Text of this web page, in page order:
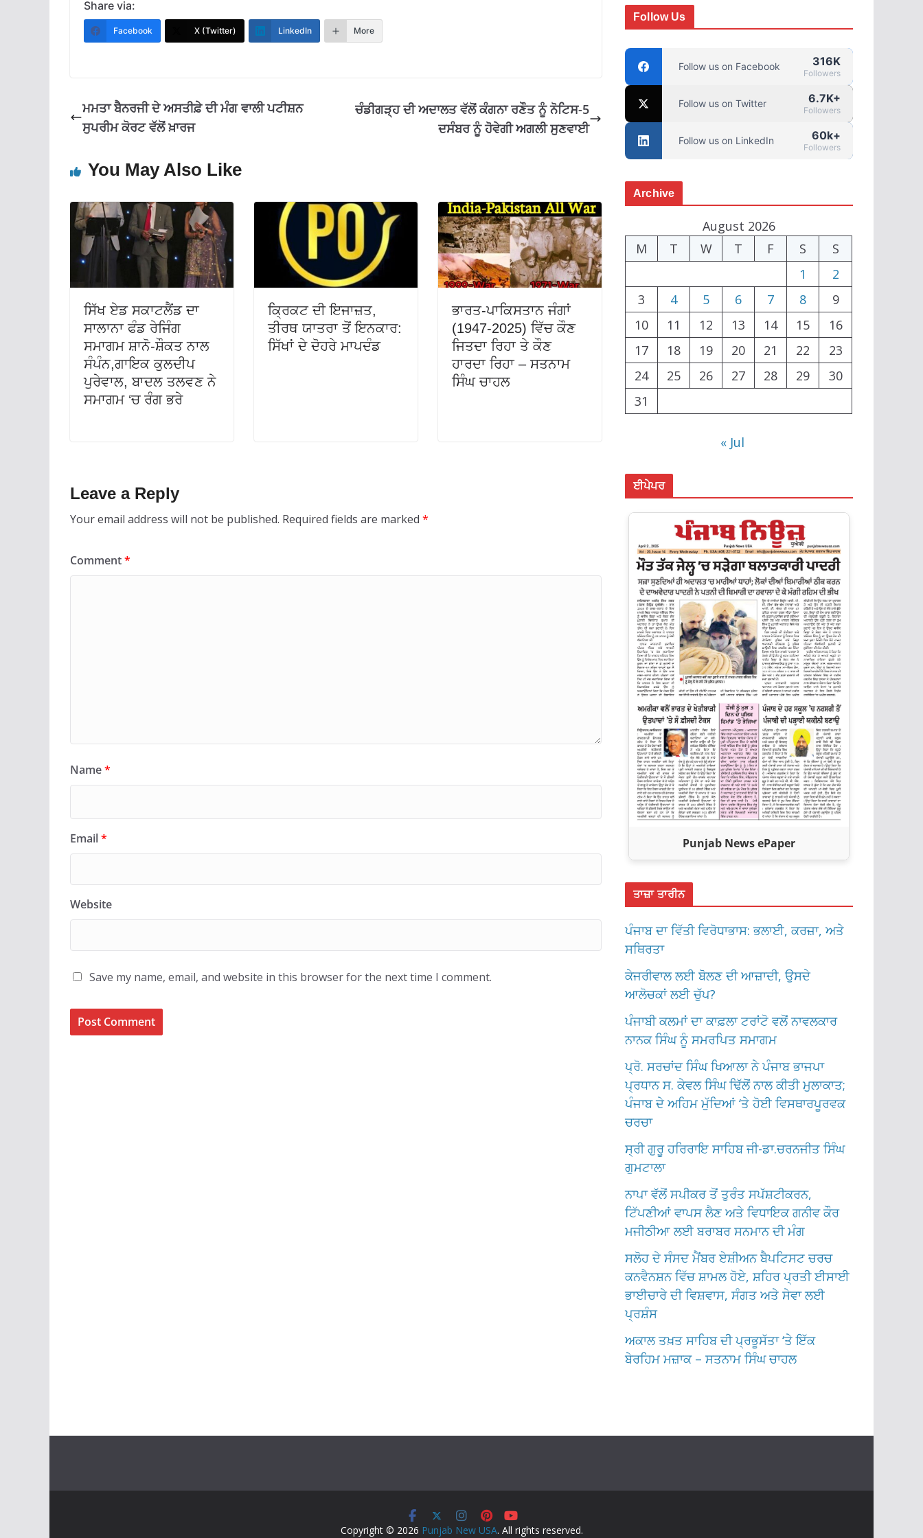
e
b
k
at
s
p
e
gr
ai
l
ar
e
Share via:
Facebook X (Twitter) LinkedIn More
ਮਮਤਾ ਬੈਨਰਜੀ ਦੇ ਅਸਤੀਫ਼ੇ ਦੀ ਮੰਗ ਵਾਲੀ ਪਟੀਸ਼ਨ
ਸੁਪਰੀਮ ਕੋਰਟ ਵੱਲੋਂ ਖ਼ਾਰਜ
ਚੰਡੀਗੜ੍ਹ ਦੀ ਅਦਾਲਤ ਵੱਲੋਂ ਕੰਗਨਾ ਰਣੌਤ ਨੂੰ ਨੋਟਿਸ-5
ਦਸੰਬਰ ਨੂੰ ਹੋਵੇਗੀ ਅਗਲੀ ਸੁਣਵਾਈ
You May Also Like
ਸਿੱਖ ਏਡ ਸਕਾਟਲੈਂਡ ਦਾ
ਸਾਲਾਨਾ ਫੰਡ ਰੇਜਿੰਗ
ਸਮਾਗਮ ਸ਼ਾਨੋ-ਸ਼ੌਕਤ ਨਾਲ
ਸੰਪੰਨ,ਗਾਇਕ ਕੁਲਦੀਪ
ਪੁਰੇਵਾਲ, ਬਾਦਲ ਤਲਵਣ ਨੇ
ਸਮਾਗਮ ‘ਚ ਰੰਗ ਭਰੇ
ਕ੍ਰਿਕਟ ਦੀ ਇਜਾਜ਼ਤ,
ਤੀਰਥ ਯਾਤਰਾ ਤੋਂ ਇਨਕਾਰ:
ਸਿੱਖਾਂ ਦੇ ਦੋਹਰੇ ਮਾਪਦੰਡ
ਭਾਰਤ-ਪਾਕਿਸਤਾਨ ਜੰਗਾਂ
(1947-2025) ਵਿੱਚ ਕੌਣ
ਜਿਤਦਾ ਰਿਹਾ ਤੇ ਕੌਣ
ਹਾਰਦਾ ਰਿਹਾ – ਸਤਨਾਮ
ਸਿੰਘ ਚਾਹਲ
Leave a Reply
Your email address will not be published. Required fields are marked *
Comment*
Name*
Email*
Website
Save my name, email, and website in this browser for the next time I comment.
Follow Us
Follow us on Facebook 316K
Followers
Follow us on Twitter 6.7K+
Followers
Follow us on LinkedIn 60k+
Followers
Archive
August 2026
M
T W T F S
S
1
2
3
4 5 6 7 8
9
10
11 12 13 14 15
16
17
18 19 20 21 22
23
24
25 26 27 28 29
30
31
« Jul
ਈਪੇਪਰ
Punjab News ePaper
ਤਾਜ਼ਾ ਤਾਰੀਨ
ਪੰਜਾਬ ਦਾ ਵਿੱਤੀ ਵਿਰੋਧਾਭਾਸ: ਭਲਾਈ, ਕਰਜ਼ਾ, ਅਤੇ
ਸਥਿਰਤਾ
ਕੇਜਰੀਵਾਲ ਲਈ ਬੋਲਣ ਦੀ ਆਜ਼ਾਦੀ, ਉਸਦੇ
ਆਲੋਚਕਾਂ ਲਈ ਚੁੱਪ?
ਪੰਜਾਬੀ ਕਲਮਾਂ ਦਾ ਕਾਫ਼ਲਾ ਟਰਾਂਟੋ ਵਲੋਂ ਨਾਵਲਕਾਰ
ਨਾਨਕ ਸਿੰਘ ਨੂੰ ਸਮਰਪਿਤ ਸਮਾਗਮ
ਪ੍ਰੋ. ਸਰਚਾਂਦ ਸਿੰਘ ਖਿਆਲਾ ਨੇ ਪੰਜਾਬ ਭਾਜਪਾ
ਪ੍ਰਧਾਨ ਸ. ਕੇਵਲ ਸਿੰਘ ਢਿੱਲੋਂ ਨਾਲ ਕੀਤੀ ਮੁਲਾਕਾਤ;
ਪੰਜਾਬ ਦੇ ਅਹਿਮ ਮੁੱਦਿਆਂ ‘ਤੇ ਹੋਈ ਵਿਸਥਾਰਪੂਰਵਕ
ਚਰਚਾ
ਸ੍ਰੀ ਗੁਰੂ ਹਰਿਰਾਇ ਸਾਹਿਬ ਜੀ-ਡਾ.ਚਰਨਜੀਤ ਸਿੰਘ
ਗੁਮਟਾਲਾ
ਨਾਪਾ ਵੱਲੋਂ ਸਪੀਕਰ ਤੋਂ ਤੁਰੰਤ ਸਪੱਸ਼ਟੀਕਰਨ,
ਟਿੱਪਣੀਆਂ ਵਾਪਸ ਲੈਣ ਅਤੇ ਵਿਧਾਇਕ ਗਨੀਵ ਕੌਰ
ਮਜੀਠੀਆ ਲਈ ਬਰਾਬਰ ਸਨਮਾਨ ਦੀ ਮੰਗ
ਸਲੋਹ ਦੇ ਸੰਸਦ ਮੈਂਬਰ ਏਸ਼ੀਅਨ ਬੈਪਟਿਸਟ ਚਰਚ
ਕਨਵੈਨਸ਼ਨ ਵਿੱਚ ਸ਼ਾਮਲ ਹੋਏ, ਸ਼ਹਿਰ ਪ੍ਰਤੀ ਈਸਾਈ
ਭਾਈਚਾਰੇ ਦੀ ਵਿਸ਼ਵਾਸ, ਸੰਗਤ ਅਤੇ ਸੇਵਾ ਲਈ
ਪ੍ਰਸ਼ੰਸ
ਅਕਾਲ ਤਖ਼ਤ ਸਾਹਿਬ ਦੀ ਪ੍ਰਭੂਸੱਤਾ ‘ਤੇ ਇੱਕ
ਬੇਰਹਿਮ ਮਜ਼ਾਕ – ਸਤਨਾਮ ਸਿੰਘ ਚਾਹਲ
Copyright © 2026 Punjab New USA. All rights reserved.